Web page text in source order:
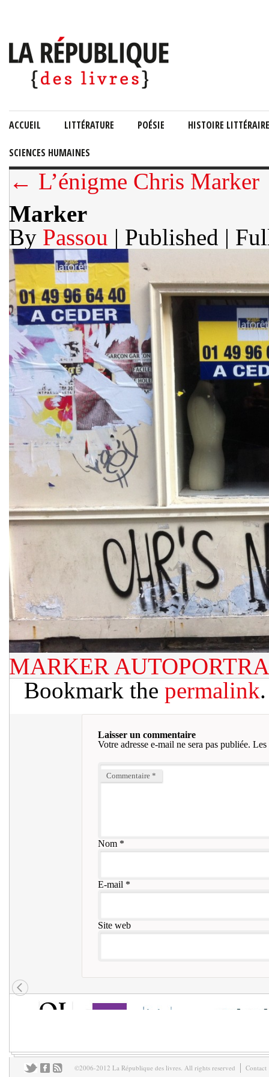
ACCUEIL LITTÉRATURE POÉSIE HISTOIRE LITTÉRAIRE
SCIENCES HUMAINES
← L’énigme Chris Marker
Marker
By Passou | Published |
MARKER
Bookmark the permalink.
Laisser un commentaire
Votre adresse e-mail ne sera pas publiée. Les
Commentaire *
Nom*
E-mail *
Site web
©2006-2012 La République des livres. All rights reserved Contact